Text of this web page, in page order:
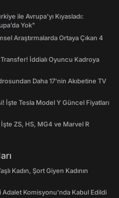
ile Avrupa'yı Kıyasladı:
Yok"
Araştırmalarda Ortaya Çıkan 4
İddialı Oyuncu Kadroya
Daha 17'nin Akıbetine TV
İşte Tesla Model Y Güncel Fiyatları
ZS, HS, MG4 ve Marvel R
Kadın, Şort Giyen Kadının
Adalet Komisyonu'nda Kabul Edildi